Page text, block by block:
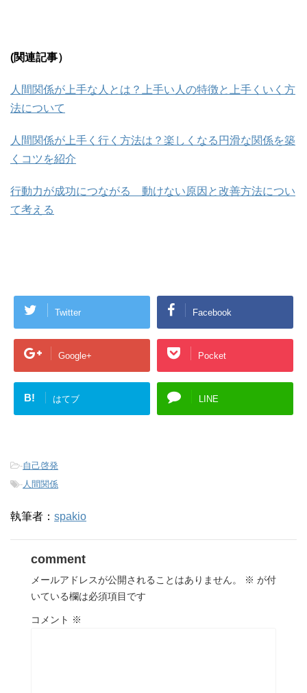
(関連記事）
人間関係が上手な人とは？上手い人の特徴と上手くいく方
法について
人間関係が上手く行く方法は？楽しくなる円滑な関係を築
くコツを紹介
行動力が成功につながる 動けない原因と改善方法につい
て考える
Twitter Facebook
Google+ Pocket
B! はてブ LINE
-自己啓発
-人間関係
執筆者： spakio
comment
メールアドレスが公開されることはありません。 ※ が付
いている欄は必須項目です
コメント ※